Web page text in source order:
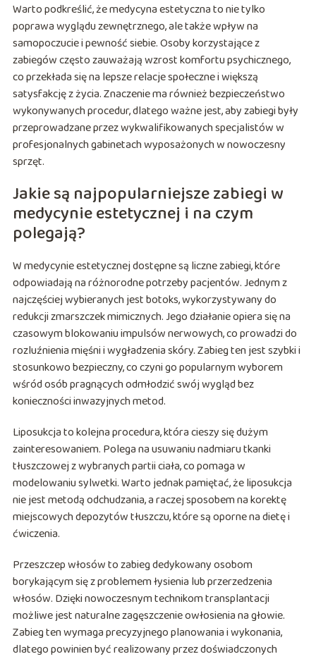
Warto podkreślić, że medycyna estetyczna to nie tylko
poprawa wyglądu zewnętrznego, ale także wpływ na
samopoczucie i pewność siebie. Osoby korzystające z
zabiegów często zauważają wzrost komfortu psychicznego,
co przekłada się na lepsze relacje społeczne i większą
satysfakcję z życia. Znaczenie ma również bezpieczeństwo
wykonywanych procedur, dlatego ważne jest, aby zabiegi były
przeprowadzane przez wykwalifikowanych specjalistów w
profesjonalnych gabinetach wyposażonych w nowoczesny
sprzęt.
Jakie są najpopularniejsze zabiegi w
medycynie estetycznej i na czym
polegają?
W medycynie estetycznej dostępne są liczne zabiegi, które
odpowiadają na różnorodne potrzeby pacjentów. Jednym z
najczęściej wybieranych jest botoks, wykorzystywany do
redukcji zmarszczek mimicznych. Jego działanie opiera się na
czasowym blokowaniu impulsów nerwowych, co prowadzi do
rozluźnienia mięśni i wygładzenia skóry. Zabieg ten jest szybki i
stosunkowo bezpieczny, co czyni go popularnym wyborem
wśród osób pragnących odmłodzić swój wygląd bez
konieczności inwazyjnych metod.
Liposukcja to kolejna procedura, która cieszy się dużym
zainteresowaniem. Polega na usuwaniu nadmiaru tkanki
tłuszczowej z wybranych partii ciała, co pomaga w
modelowaniu sylwetki. Warto jednak pamiętać, że liposukcja
nie jest metodą odchudzania, a raczej sposobem na korektę
miejscowych depozytów tłuszczu, które są oporne na dietę i
ćwiczenia.
Przeszczep włosów to zabieg dedykowany osobom
borykającym się z problemem łysienia lub przerzedzenia
włosów. Dzięki nowoczesnym technikom transplantacji
możliwe jest naturalne zagęszczenie owłosienia na głowie.
Zabieg ten wymaga precyzyjnego planowania i wykonania,
dlatego powinien być realizowany przez doświadczonych